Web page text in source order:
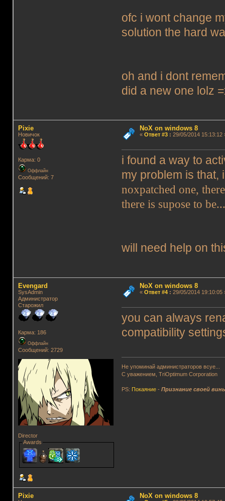
ofc i wont change
solution the hard
oh and i dont
did a new one lolz
Pixie
Новичок
Карма: 0
Оффлайн
Сообщений: 7
NoX on windows 8
« Ответ #3: 29/05/2014 15:13:12
i found a way to
my problem is
noxpatched one,
there is supose to
will need help on
Evengard
SysAdmin
Администратор
Старожил
Карма: 186
Оффлайн
Сообщений: 2729
Director
Awards
NoX on windows 8
« Ответ #4: 29/05/2014 19:10:05
you can always
compatibility
Не упоминай администраторов всуе...
С уважением, TriOptimum Corporation
PS: Покаяние -Признание своей
Pixie NoX on windows 8